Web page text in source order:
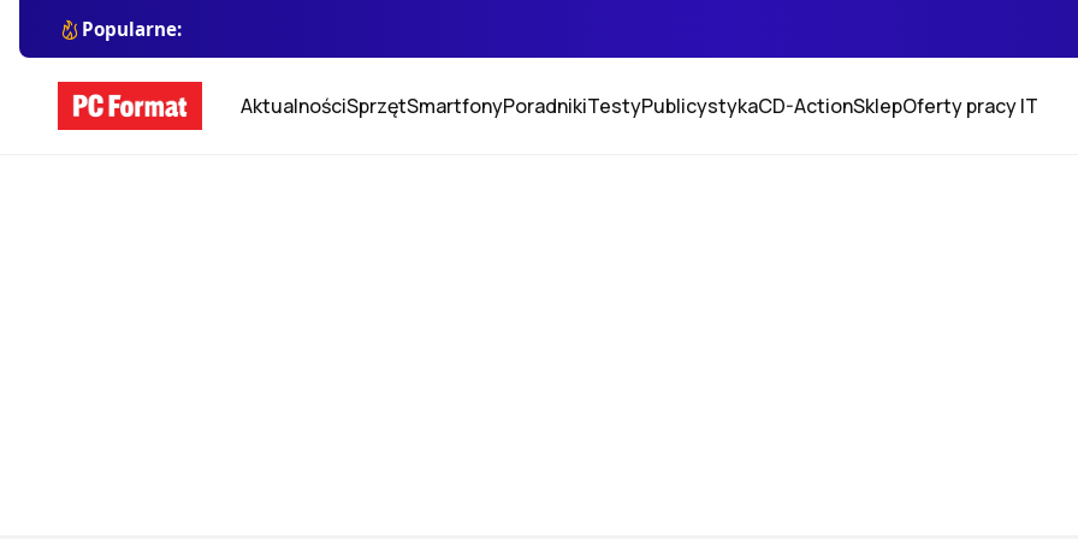
Popularne:
AktualnościSprzętSmartfonyPoradnikiTestyPublicystykaCD-ActionSklepOferty pracy IT